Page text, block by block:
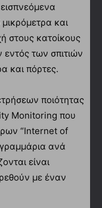
και
στους κατοίκους
των σπιτιών
και πόρτες.
ποιότητας
Monitoring που
“Internet of
ανά
είναι
με έναν